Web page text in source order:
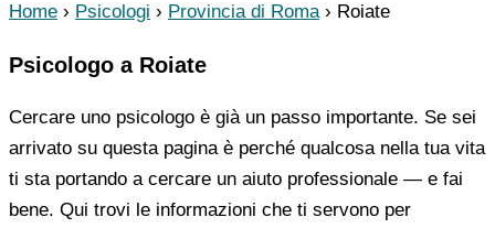
Home › Psicologi › Provincia di Roma › Roiate
Psicologo a Roiate
Cercare uno psicologo è già un passo importante. Se sei
arrivato su questa pagina è perché qualcosa nella tua vita
ti sta portando a cercare un aiuto professionale — e fai
bene. Qui trovi le informazioni che ti servono per